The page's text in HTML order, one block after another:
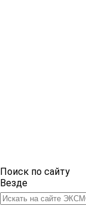
Поиск по сайту
Везде